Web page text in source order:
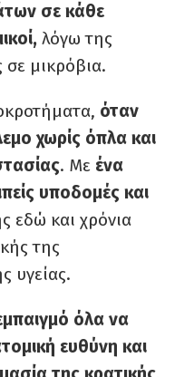
σε κάθε
λόγω της
μικρόβια.
όταν
χωρίς όπλα και
. Με ένα
υποδομές και
εδώ και χρόνια
της
υγείας.
όλα να
ευθύνη και